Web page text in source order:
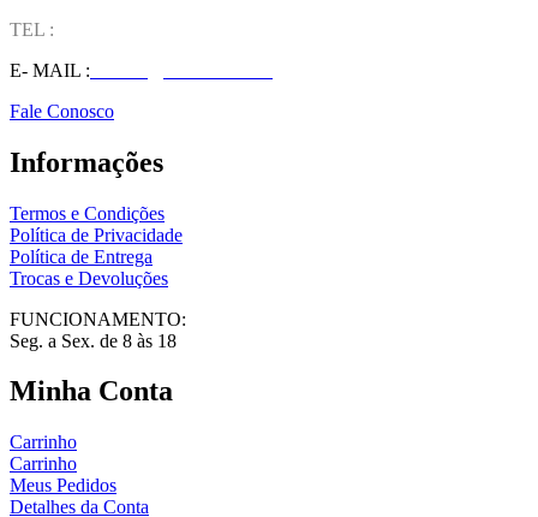
TEL :
E- MAIL :
Fale Conosco
Informações
Termos e Condições
Política de Privacidade
Política de Entrega
Trocas e Devoluções
FUNCIONAMENTO:
Seg. a Sex. de 8 às 18
Minha Conta
Carrinho
Carrinho
Meus Pedidos
Detalhes da Conta